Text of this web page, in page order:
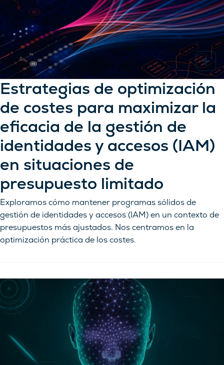
Estrategias de optimización
de costes para maximizar la
eficacia de la gestión de
identidades y accesos (IAM)
en situaciones de
presupuesto limitado
Exploramos cómo mantener programas sólidos de
gestión de identidades y accesos (IAM) en un contexto de
presupuestos más ajustados. Nos centramos en la
optimización práctica de los costes.